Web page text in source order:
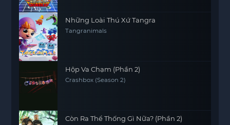
Những Loài Thú Xứ Tangra
Tangranimals
Hộp Va Chạm (Phần 2)
Crashbox (Season 2)
Còn Ra Thể Thống Gì Nữa? (Phần 2)